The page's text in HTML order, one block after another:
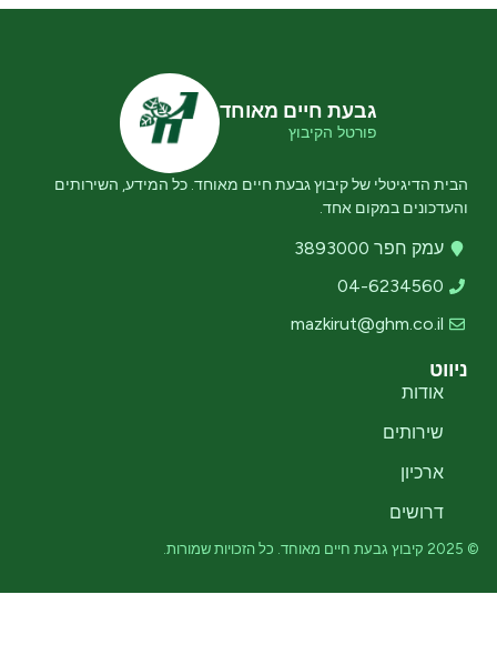
גבעת חיים מאוחד
פורטל הקיבוץ
הבית הדיגיטלי של קיבוץ גבעת חיים מאוחד. כל המידע, השירותים
והעדכונים במקום אחד.
עמק חפר 3893000
04-6234560
mazkirut@ghm.co.il
ניווט
אודות
שירותים
ארכיון
דרושים
מדיניות פרטיות
© 2025 קיבוץ גבעת חיים מאוחד. כל הזכויות שמורות.